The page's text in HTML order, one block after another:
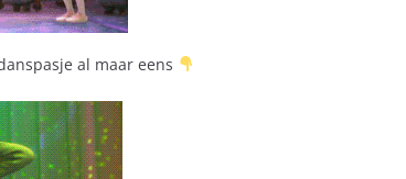
al maar eens